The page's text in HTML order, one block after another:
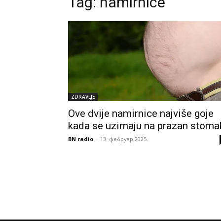
ZDRAVLJE
Ove dvije namirnice najviše goje
kada se uzimaju na prazan
BN radio - 13. фебруар 2025.